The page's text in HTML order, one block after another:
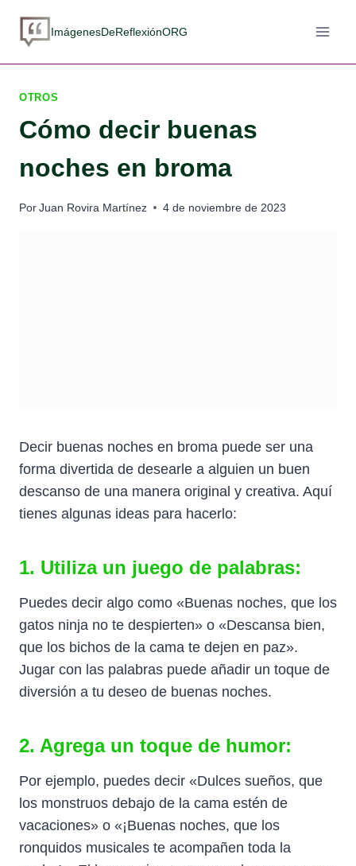
ImágenesDeReflexiónORG
OTROS
Cómo decir buenas
noches en broma
PorJuan Rovira Martínez 4 de noviembre de 2023
Decir buenas noches en broma puede ser una
forma divertida de desearle a alguien un buen
descanso de una manera original y creativa. Aquí
tienes algunas ideas para hacerlo:
1. Utiliza un juego de palabras:
Puedes decir algo como «Buenas noches, que los
gatos ninja no te despierten» o «Descansa bien,
que los bichos de la cama te dejen en paz».
Jugar con las palabras puede añadir un toque de
diversión a tu deseo de buenas noches.
2. Agrega un toque de humor:
Por ejemplo, puedes decir «Dulces sueños, que
los monstruos debajo de la cama estén de
vacaciones» o «¡Buenas noches, que los
ronquidos musicales te acompañen toda la